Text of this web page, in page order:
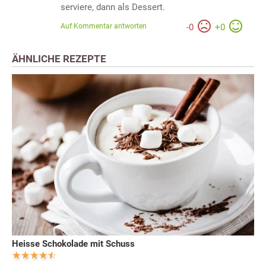
serviere, dann als Dessert.
-0 +0
Auf Kommentar antworten
ÄHNLICHE REZEPTE
Heisse Schokolade mit Schuss